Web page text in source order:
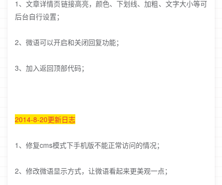
1、文章详情页链接高亮，颜色、下划线、加粗、文字大小等可
后台自行设置；
2、微语可以开启和关闭回复功能；
3、加入返回顶部代码；
2014-8-20更新日志
1、修复cms模式下手机版不能正常访问的情况；
2、修改微语显示方式，让微语看起来更美观一点；